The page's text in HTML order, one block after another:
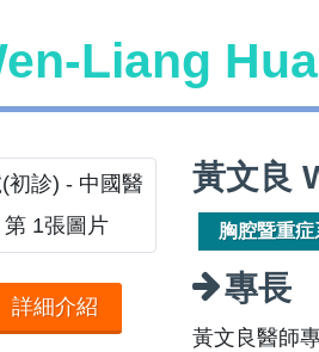
Liang
詳細介紹
黃文良
胸腔暨重症
專長
黃文良醫師